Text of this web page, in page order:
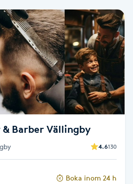
Barber Vällingby
4.6130
Boka inom 24 h